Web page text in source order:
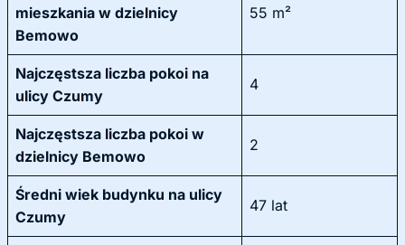
mieszkania w dzielnicy
Bemowo
55 m²
Najczęstsza liczba pokoi na
ulicy Czumy
4
Najczęstsza liczba pokoi w
dzielnicy Bemowo
2
Średni wiek budynku na ulicy
Czumy
47 lat